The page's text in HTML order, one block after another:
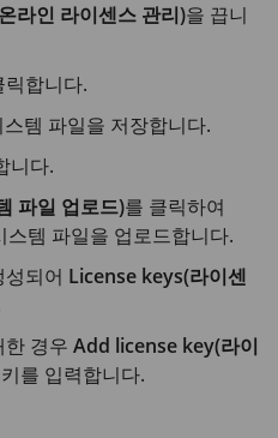
라인 라이센스 관리)을 끕니
릭합니다.
템 파일을 저장합니다.
니다.
파일 업로드)를 클릭하여
템 파일을 업로드합니다.
되어 License keys(라이센
한 경우Add license key(라이
를 입력합니다.